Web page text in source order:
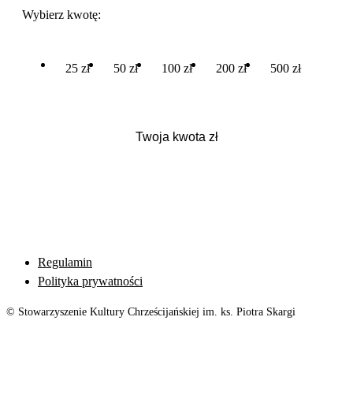
Wybierz kwotę:
25 zł 50 zł 100 zł 200 zł 500 zł
Regulamin
Polityka prywatności
© Stowarzyszenie Kultury Chrześcijańskiej im. ks. Piotra Skargi